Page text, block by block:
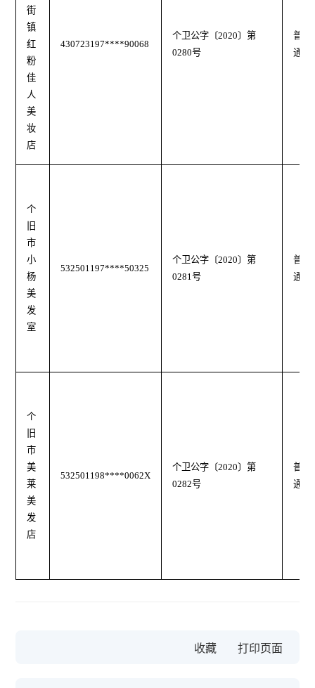
街
镇
红
粉
佳
人
美
妆
店
430723197****90068
个卫公字〔2020〕第
0280号
普
通
个
旧
市
小
杨
美
发
室
532501197****50325
个卫公字 〔2020〕第
0281号
普
通
个
旧
市
美
莱
美
发
店
532501198****0062X
个卫公字 〔2020〕第
0282号
普
通
收藏